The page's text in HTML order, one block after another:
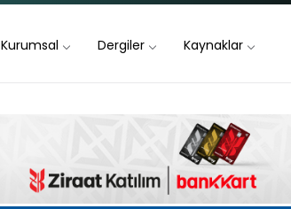
Kurumsal Dergiler Kaynaklar